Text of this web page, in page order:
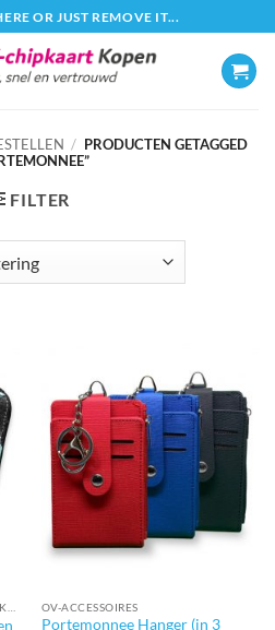
OR JUST REMOVE IT...
/ PRODUCTEN GETAGGED
FILTER
OV-ACCESSOIRES
Portemonnee Hanger (in 3